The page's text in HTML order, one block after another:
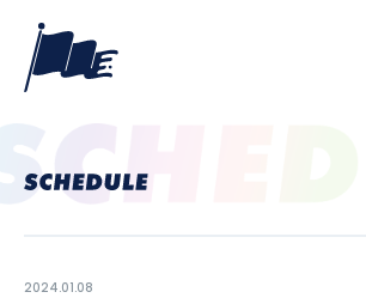
2024.01.08